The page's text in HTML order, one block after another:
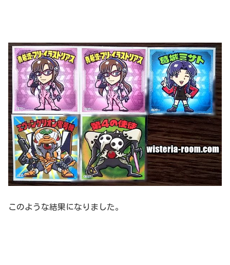
このような結果になりました。